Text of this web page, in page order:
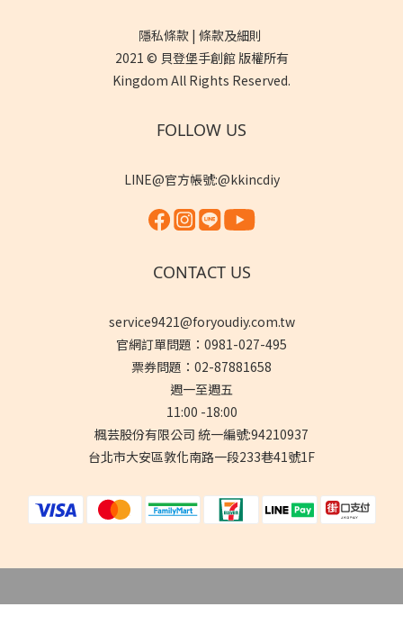
隱私條款 | 條款及細則
2021 © 貝登堡手創館 版權所有
Kingdom All Rights Reserved.
FOLLOW US
LINE@官方帳號:@kkincdiy
CONTACT US
service9421@foryoudiy.com.tw
官網訂單問題：0981-027-495
票券問題：02-87881658
週一至週五
11:00 -18:00
楓芸股份有限公司 統一編號:94210937
台北市大安區敦化南路一段233巷41號1F